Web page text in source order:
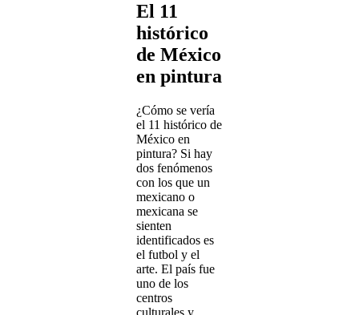
El 11
histórico
de México
en pintura
¿Cómo se vería
el 11 histórico de
México en
pintura? Si hay
dos fenómenos
con los que un
mexicano o
mexicana se
sienten
identificados es
el futbol y el
arte. El país fue
uno de los
centros